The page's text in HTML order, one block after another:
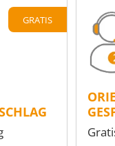
GRATIS